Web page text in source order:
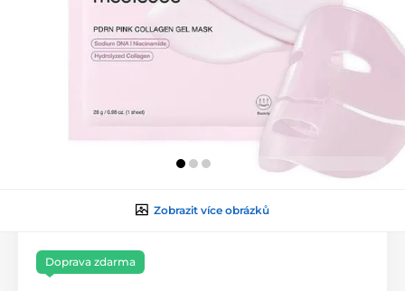
Zobrazit více obrázků
Doprava zdarma